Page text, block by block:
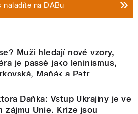
naladíte na DABu
Muži hledají nové vzory,
je passé jako leninismus,
Maňák a Petr
Daňka: Vstup Ukrajiny je ve
zájmu Unie. Krize jsou